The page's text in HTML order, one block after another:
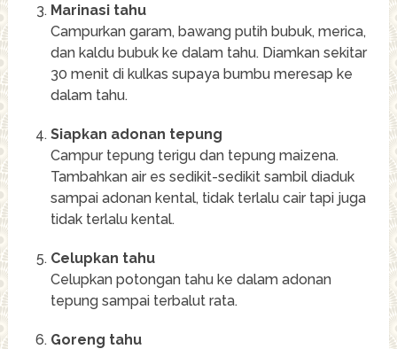
Marinasi tahu
Campurkan garam, bawang putih bubuk, merica,
dan kaldu bubuk ke dalam tahu. Diamkan sekitar
30 menit di kulkas supaya bumbu meresap ke
dalam tahu.
Siapkan adonan tepung
Campur tepung terigu dan tepung maizena.
Tambahkan air es sedikit-sedikit sambil diaduk
sampai adonan kental, tidak terlalu cair tapi juga
tidak terlalu kental.
Celupkan tahu
Celupkan potongan tahu ke dalam adonan
tepung sampai terbalut rata.
Goreng tahu